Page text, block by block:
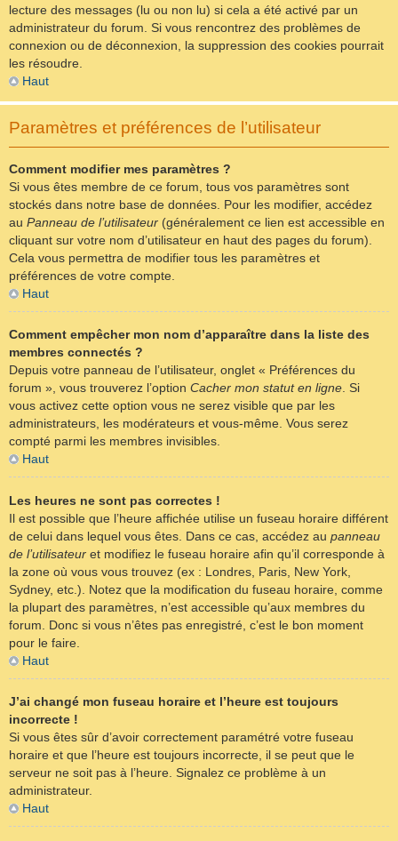
lecture des messages (lu ou non lu) si cela a été activé par un
administrateur du forum. Si vous rencontrez des problèmes de
connexion ou de déconnexion, la suppression des cookies pourrait
les résoudre.
Haut
Paramètres et préférences de l’utilisateur
Comment modifier mes paramètres ?
Si vous êtes membre de ce forum, tous vos paramètres sont
stockés dans notre base de données. Pour les modifier, accédez
au Panneau de l’utilisateur (généralement ce lien est accessible en
cliquant sur votre nom d’utilisateur en haut des pages du forum).
Cela vous permettra de modifier tous les paramètres et
préférences de votre compte.
Haut
Comment empêcher mon nom d’apparaître dans la liste des
membres connectés ?
Depuis votre panneau de l’utilisateur, onglet « Préférences du
forum », vous trouverez l’option Cacher mon statut en ligne. Si
vous activez cette option vous ne serez visible que par les
administrateurs, les modérateurs et vous-même. Vous serez
compté parmi les membres invisibles.
Haut
Les heures ne sont pas correctes !
Il est possible que l’heure affichée utilise un fuseau horaire différent
de celui dans lequel vous êtes. Dans ce cas, accédez au panneau
de l’utilisateur et modifiez le fuseau horaire afin qu’il corresponde à
la zone où vous vous trouvez (ex : Londres, Paris, New York,
Sydney, etc.). Notez que la modification du fuseau horaire, comme
la plupart des paramètres, n’est accessible qu’aux membres du
forum. Donc si vous n’êtes pas enregistré, c’est le bon moment
pour le faire.
Haut
J’ai changé mon fuseau horaire et l’heure est toujours
incorrecte !
Si vous êtes sûr d’avoir correctement paramétré votre fuseau
horaire et que l’heure est toujours incorrecte, il se peut que le
serveur ne soit pas à l’heure. Signalez ce problème à un
administrateur.
Haut